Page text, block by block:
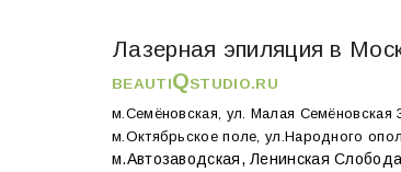
Лазерная эпиляция в
BEAUTIQSTUDIO.RU
м.Семёновская, ул. Малая Семёновская
м.Октябрьское поле, ул.Народного
м.Автозаводская, Ленинская